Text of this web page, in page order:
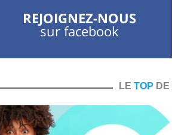
REJOIGNEZ-NOUS
sur facebook
LE TOP